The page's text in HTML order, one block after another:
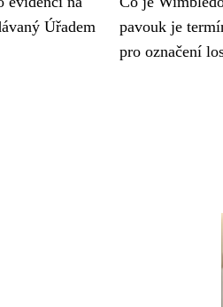
Úřadem
pavouk je
pro označení